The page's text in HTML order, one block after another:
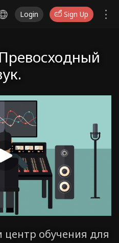
Login Sign Up
центр обучения для